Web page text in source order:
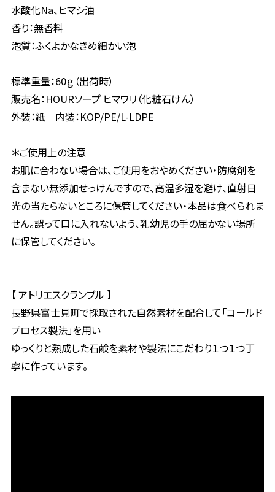
水酸化Na、ヒマシ油
香り：無香料
泡質：ふくよかなきめ細かい泡
標準重量：60ｇ（出荷時）
販売名：HOURソープ ヒマワリ（化粧石けん）
外装：紙 内装：KOP/PE/L-LDPE
＊ご使用上の注意
お肌に合わない場合は、ご使用をおやめください・防腐剤を
含まない無添加せっけんですので、高温多湿を避け、直射日
光の当たらないところに保管してください・本品は食べられま
せん。誤って口に入れないよう、乳幼児の手の届かない場所
に保管してください。
【 アトリエスクランブル 】
長野県富士見町で採取された自然素材を配合して「コールド
プロセス製法」を用い
ゆっくりと熟成した石鹸を素材や製法にこだわり１つ１つ丁
寧に作っています。